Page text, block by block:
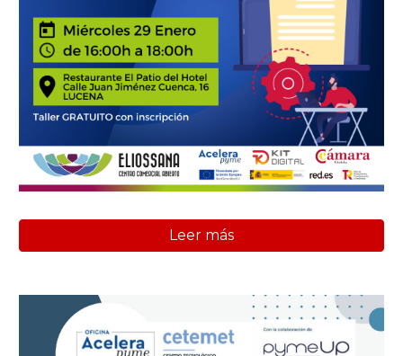
Leer más